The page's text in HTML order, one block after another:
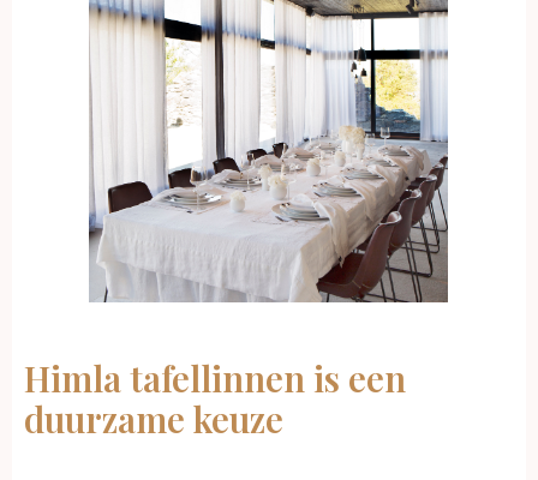
Himla tafellinnen is een
duurzame keuze